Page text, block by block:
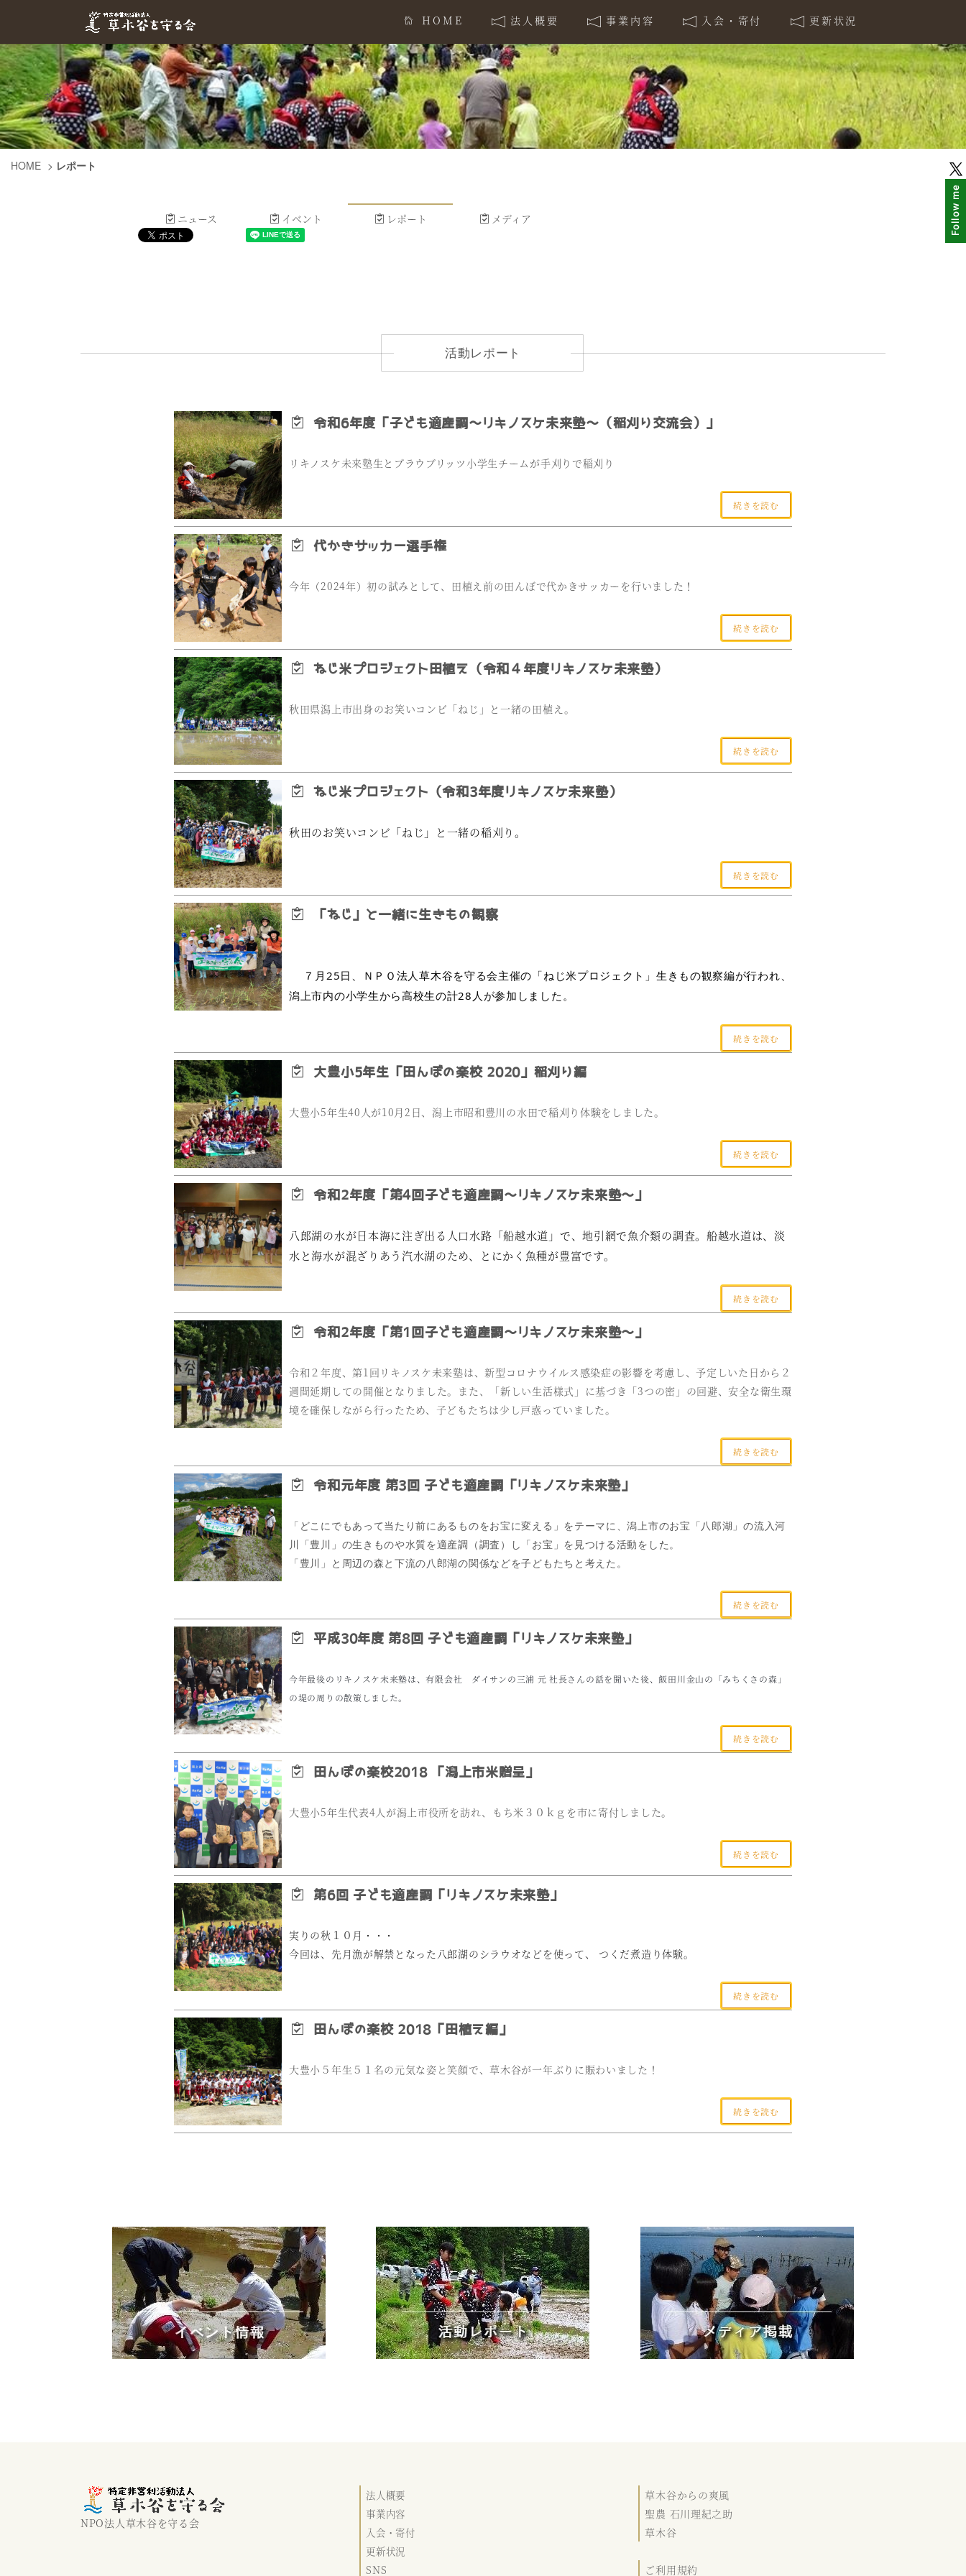
HOME 法人概要 事業内容 入会・寄付 更新状況
あ
HOME > レポート
ニュース イベント レポート メディア
活動レポート
令和6年度「子ども適産調～リキノスケ未来塾～（稲刈り交流会）」
リキノスケ未来塾生とブラウブリッツ小学生チームが手刈りで稲刈り
続きを読む
代かきサッカー選手権
今年（2024年）初の試みとして、田植え前の田んぼで代かきサッカーを行いました！
続きを読む
ねじ米プロジェクト田植え（令和４年度リキノスケ未来塾）
秋田県潟上市出身のお笑いコンビ「ねじ」と一緒の田植え。
続きを読む
ねじ米プロジェクト（令和3年度リキノスケ未来塾）
秋田のお笑いコンビ「ねじ」と一緒の稲刈り。
続きを読む
「ねじ」と一緒に生きもの観察
続きを読む
大豊小5年生「田んぼの楽校 2020」稲刈り編
大豊小5年生40人が10月2日、潟上市昭和豊川の水田で稲刈り体験をしました。
続きを読む
令和2年度「第4回子ども適産調～リキノスケ未来塾～」
八郎湖の水が日本海に注ぎ出る人口水路「船越水道」で、地引網で魚介類の調査。船越水道は、淡
水と海水が混ざりあう汽水湖のため、とにかく魚種が豊富です。
続きを読む
令和2年度「第1回子ども適産調～リキノスケ未来塾～」
令和２年度、第1回リキノスケ未来塾は、新型コロナウイルス感染症の影響を考慮し、予定しいた日から２
週間延期しての開催となりました。また、「新しい生活様式」に基づき「3つの密」の回避、安全な衛生環
境を確保しながら行ったため、子どもたちは少し戸惑っていました。
続きを読む
令和元年度 第3回 子ども適産調「リキノスケ未来塾」
「どこにでもあって当たり前にあるものをお宝に変える」をテーマに、潟上市のお宝「八郎湖」の流入河
川「豊川」の生きものや水質を適産調（調査）し「お宝」を見つける活動をした。
「豊川」と周辺の森と下流の八郎湖の関係などを子どもたちと考えた。
続きを読む
平成30年度 第8回 子ども適産調「リキノスケ未来塾」
今年最後のリキノスケ未来塾は、有限会社 ダイサンの三浦 元 社長さんの話を聞いた後、飯田川金山の「みちくさの森」
の堤の周りの散策しました。
続きを読む
田んぼの楽校2018 「潟上市米贈呈」
大豊小5年生代表4人が潟上市役所を訪れ、もち米３０ｋｇを市に寄付しました。
続きを読む
第6回 子ども適産調「リキノスケ未来塾」
実りの秋１０月・・・
今回は、先月漁が解禁となった八郎湖のシラウオなどを使って、
つくだ煮造り体験。
続きを読む
田んぼの楽校 2018「田植え編」
大豊小５年生５１名の元気な姿と笑顔で、草木谷が一年ぶりに賑わいました！
続きを読む
NPO法人草木谷を守る会
法人概要
事業内容
入会・寄付
更新状況
SNS
草木谷からの爽風
聖農 石川理紀之助
草木谷
ご利用規約